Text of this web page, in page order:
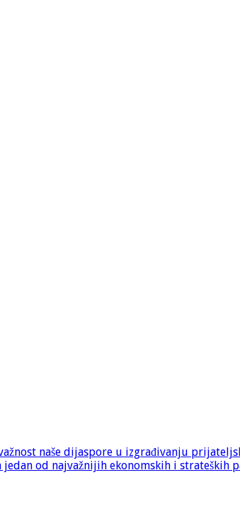
naše dijaspore u izgrađivanju
od najvažnijih ekonomskih i strateških